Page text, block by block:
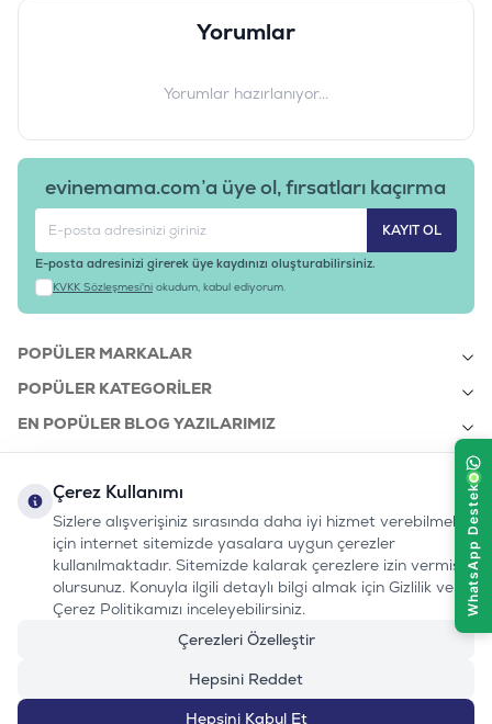
Yorumlar
Yorumlar hazırlanıyor...
evinemama.com’a üye ol, fırsatları kaçırma
KAYIT OL
E-posta adresinizi girerek üye kaydınızı oluşturabilirsiniz.
KVKK Sözleşmesi'ni okudum, kabul ediyorum.
POPÜLER MARKALAR
POPÜLER KATEGORILER
EN POPÜLER BLOG YAZILARIMIZ
KURUMSAL
bizi takip edin:
Instagram
Youtube
TiktokFacebook
Linkedin
www.evinemama.com
0232 7000 212
%100 MUTLU
MÜŞTERI HATTI
Çerez Kullanımı
Sizlere alışverişiniz sırasında daha iyi hizmet verebilmek
için internet sitemizde yasalara uygun çerezler
kullanılmaktadır. Sitemizde kalarak çerezlere izin vermiş
olursunuz. Konuyla ilgili detaylı bilgi almak için Gizlilik ve
Çerez Politikamızı inceleyebilirsiniz.
Çerezleri Özelleştir
Hepsini Reddet
Hepsini Kabul Et